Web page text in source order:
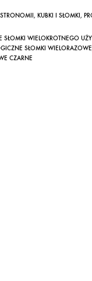
, KUBKI I SŁOMKI,
SŁOMKI WIELOKROTNEGO
SŁOMKI WIELORAZOWE
CZARNE